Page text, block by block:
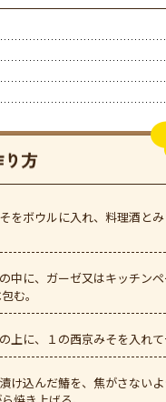
をボウルに入れ、料理酒と
中に、ガーゼ又はキッチン
む。
上に、１の西京みそを入れて
け込んだ鰆を、焦がさない